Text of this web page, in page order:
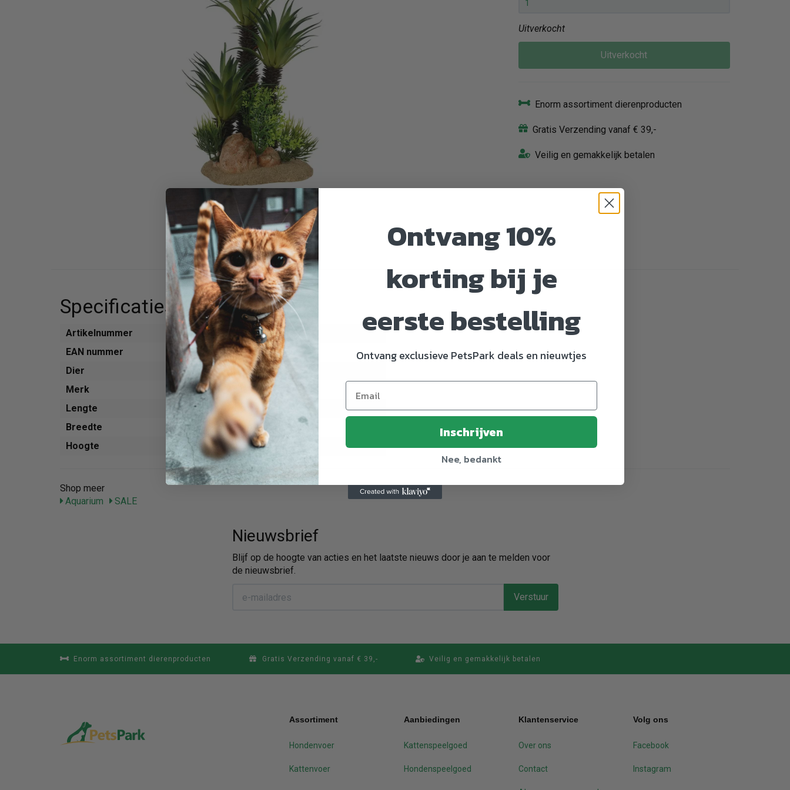
Uitverkocht
Uitverkocht
Enorm assortiment dierenproducten
Gratis Verzending vanaf € 39,-
Veilig en gemakkelijk betalen
Specificaties
Artikelnummer
773855
EAN nummer
4047059448809
Dier
Aquarium
Merk
Aqua Della
Lengte
22 cm
Breedte
11 cm
Hoogte
30 cm
Shop meer
Aquarium
SALE
Nieuwsbrief
Blijf op de hoogte van acties en het laatste nieuws door je aan te melden voor
de nieuwsbrief.
Verstuur
Enorm assortiment dierenproducten Gratis Verzending vanaf € 39,- Veilig en gemakkelijk betalen
Assortiment
Hondenvoer
Kattenvoer
Aanbiedingen
Kattenspeelgoed
Hondenspeelgoed
Klantenservice
Over ons
Contact
Volg ons
Facebook
Instagram
Ontvang 10%
korting bij je
eerste bestelling
Ontvang exclusieve PetsPark deals en nieuwtjes
Inschrijven
Nee, bedankt